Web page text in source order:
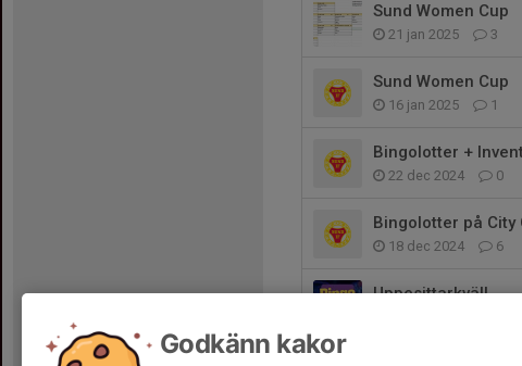
Sund Women Cup
21 jan 2025 3
Sund Women Cup
16 jan 2025 1
Bingolotter +
22 dec 2024 0
Bingolotter på City
18 dec 2024 6
Uppesittarkväll
Godkänn kakor